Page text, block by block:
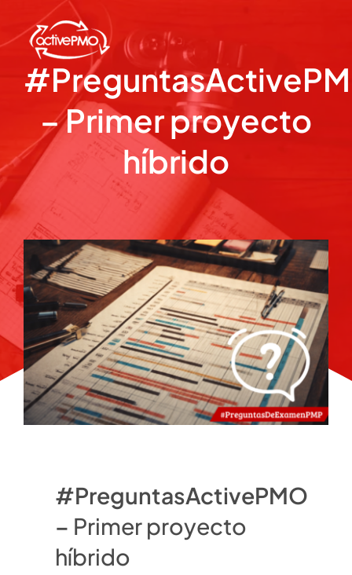
content
– Primer proyecto
híbrido
#PreguntasActivePMO
– Primer proyecto
híbrido